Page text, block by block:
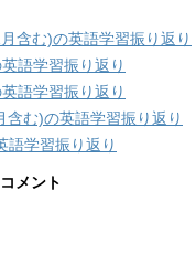
含む)の英語学習振り返り
語学習振り返り
語学習振り返り
含む)の英語学習振り返り
語学習振り返り
メント